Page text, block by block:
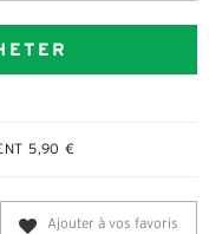
5,90 €
Ajouter à vos favoris